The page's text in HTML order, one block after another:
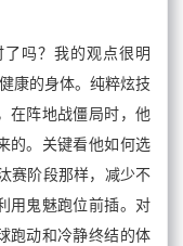
吗？我的观点很明
康的身体。纯粹炫技
在阵地战僵局时，他
的。关键看他如何选
赛阶段那样，减少不
用鬼魅跑位前插。对
跑动和冷静终结的体